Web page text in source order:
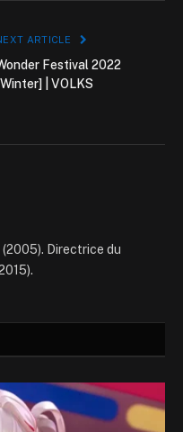
ARTICLE
Festival 2022
| VOLKS
Directrice du